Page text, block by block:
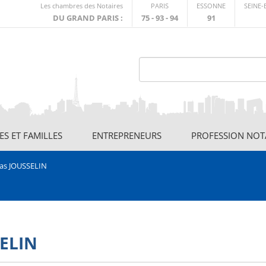
Les chambres des Notaires
DU GRAND PARIS :
externe
PARIS
75 - 93 - 94
ESSONNE
91
SEINE-
ET FAMILLES ENTREPRENEURS PROFESSION
JOUSSELIN